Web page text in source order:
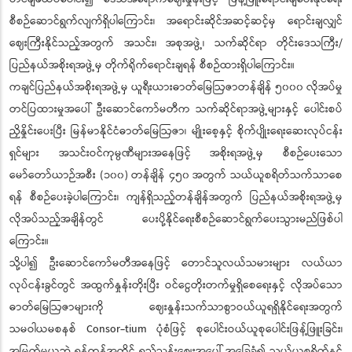
စီစဉ်ဆောင်ရွက်လျက်ရှိပါကြောင်း၊ အရောင်းဆိုင်အဆင့်ဆင့်မှ ရောင်းချလျှင်
ဈေးကြီးနိုင်သည့်အတွက် အသင်း၊ အစုအဖွဲ့၊ သက်ဆိုင်ရာ တိုင်းဒေသကြီး/
ပြည်နယ်အစိုးရအဖွဲ့မှ တိုက်ရိုက်ရောင်းချရန် စီစဉ်ထားရှိပါကြောင်း။
ကချင်ပြည်နယ်အစိုးရအဖွဲ့မှ ယူရီးယားဓာတ်မြေဩဇာတန်ချိန် ၅၀၀၀ လိုအပ်မှု
တင်ပြထားမှုအပေါ် ဦးဆောင်ကော်မတီက သက်ဆိုင်ရာအဖွဲ့များနှင့် ပေါင်းစပ်
ညှိနှိုင်းပေးပြီး မြန်မာနိုင်ငံဓာတ်မြေဩဇာ၊ မျိုးစေ့နှင့် စိုက်ပျိုးရေးဆေးလုပ်ငန်း
ရှင်များ အသင်းဝင်ကုမ္ပဏီများအနေဖြင့် အစိုးရအဖွဲ့မှ စီစဉ်ပေးသော
မော်တော်ယာဉ်အစီး (၁၀၀) တန်ချိန် ၄၅၀ အတွက် သယ်ယူစရိတ်သက်သာစေ
ရန် စီစဉ်ပေးခဲ့ပါကြောင်း၊ ကျန်ရှိသည့်တန်ချိန်အတွက် ပြည်နယ်အစိုးရအဖွဲ့မှ
လိုအပ်သည့်အချိန်တွင် ပေးပို့နိုင်ရေးစီစဉ်ဆောင်ရွက်ပေးသွားမည်ဖြစ်ပါ
ကြောင်း။
သို့ပါ၍ ဦးဆောင်ကော်မတီအနေဖြင့် တောင်သူလယ်သမားများ လယ်ယာ
လုပ်ငန်းခွင်တွင် အထွက်နှုန်းတိုးပြီး ဝင်ငွေတိုးတက်မှုရှိစေရေးနှင့် လိုအပ်သော
ဓာတ်မြေဩဇာများကို ဈေးနှုန်းသက်သာစွာဝယ်ယူရရှိနိုင်ရေးအတွက်
သမဝါယမစနစ် Consor-tium ပုံစံဖြင့် စုပေါင်းဝယ်ယူစုပေါင်းဖြန့်ဖြူးခြင်း၊